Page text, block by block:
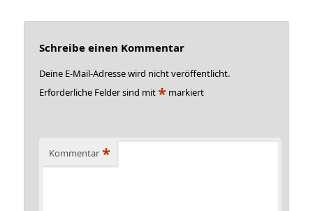
Schreibe einen Kommentar
Deine E-Mail-Adresse wird nicht veröffentlicht.
Erforderliche Felder sind mit* markiert
Kommentar *